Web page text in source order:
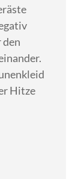
den
Hitze